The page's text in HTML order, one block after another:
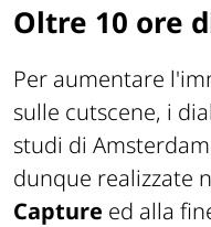
Oltre 10 ore
Per aumentare
sulle cutscene, i
studi di
dunque realizzate
Capture ed alla